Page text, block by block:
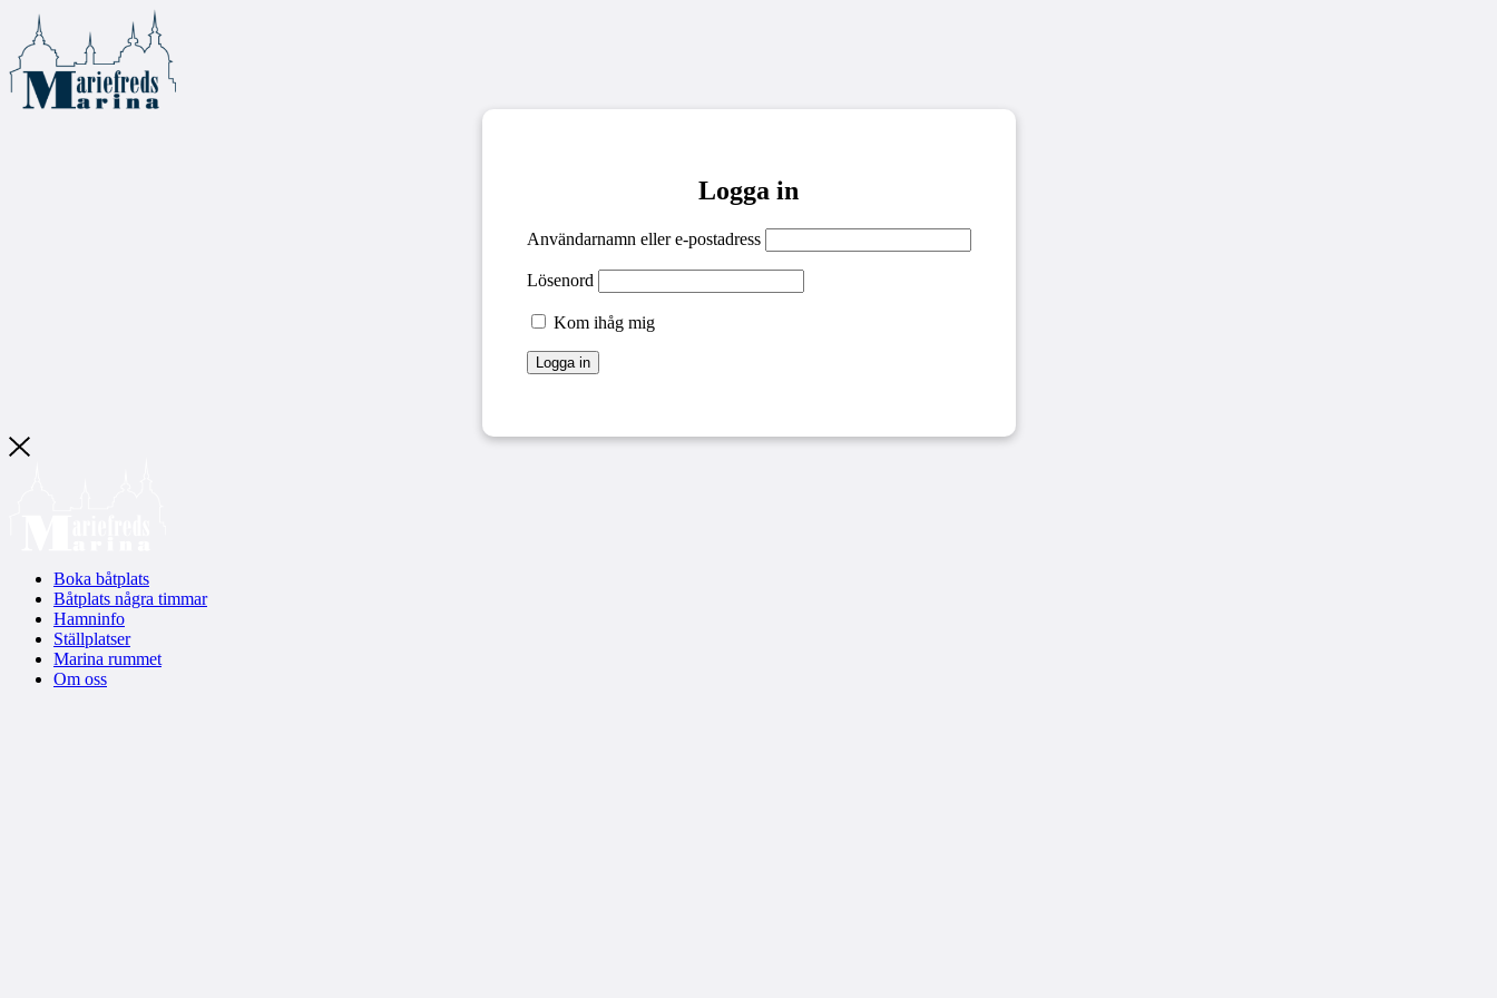
Logga in
Användarnamn eller e-postadress
Lösenord
Kom ihåg mig
Boka båtplats
Båtplats några timmar
Hamninfo
Ställplatser
Marina rummet
Om oss